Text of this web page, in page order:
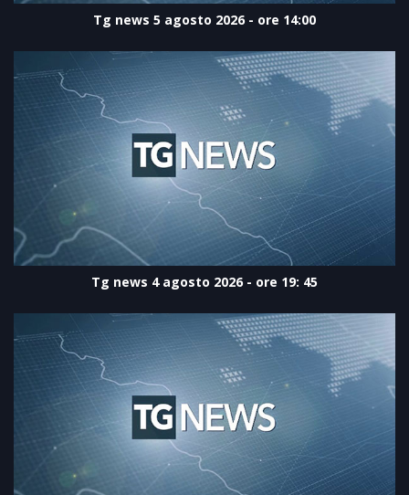
Tg news 5 agosto 2026 - ore 14:00
Tg news 4 agosto 2026 - ore 19: 45